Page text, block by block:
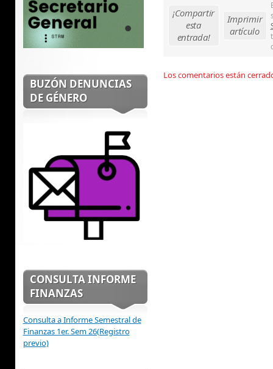
¡Compartir
esta
entrada!
Imprimir
artículo
Los comentarios están
BUZÓN DENUNCIAS
DE GÉNERO
CONSULTA INFORME
FINANZAS
Consulta a Informe Semestral de
Finanzas 1er. Sem 26(Registro
previo)